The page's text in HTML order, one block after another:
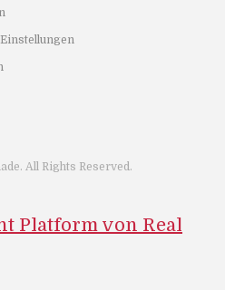
All Rights Reserved.
Platform von Real